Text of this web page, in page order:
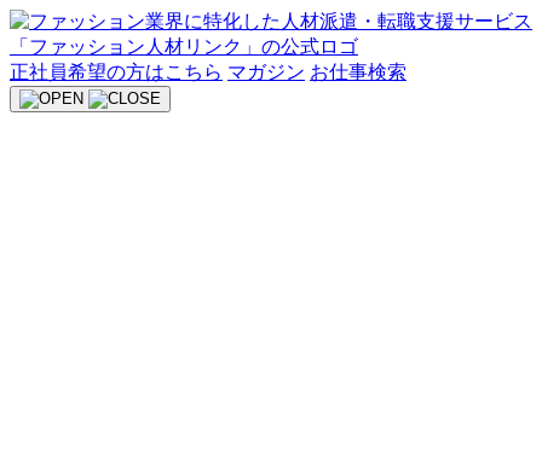
Skip
to
content
正社員希望の方はこちら マガジン お仕事検索